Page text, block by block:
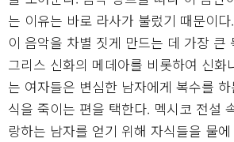
는 이유는 바로 라사가 불렀기 때문이
이 음악을 차별 짓게 만드는 데 가장 큰
그리스 신화의 메데아를 비롯하여 신화
는 여자들은 변심한 남자에게 복수를
식을 죽이는 편을 택한다. 멕시코 전설
랑하는 남자를 얻기 위해 자식들을 물